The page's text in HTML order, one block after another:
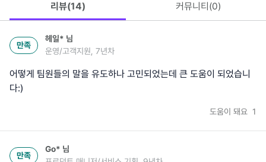
리뷰(14) 커뮤니티(0)
만족
헤일* 님
운영/고객지원, 7년차
어떻게 팀원들의 말을 유도하나 고민되었는데 큰 도움이 되었습니
다:)
도움이 돼요 1
만족
Go* 님